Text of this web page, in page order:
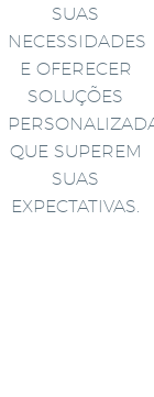
SUAS
NECESSIDADES
E OFERECER
SOLUÇÕES
QUE SUPEREM
SUAS
EXPECTATIVAS.